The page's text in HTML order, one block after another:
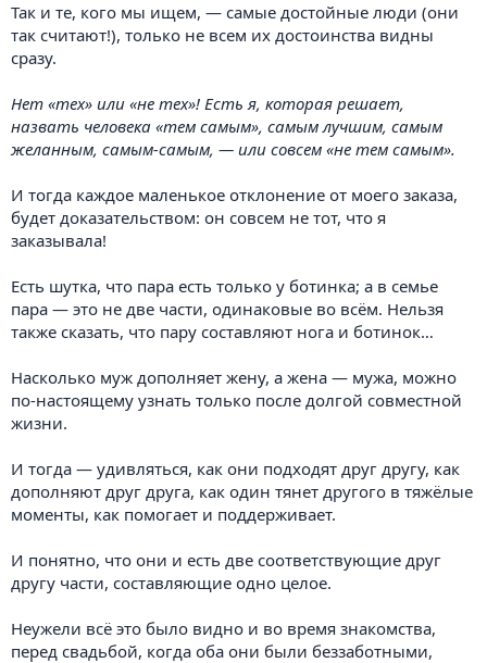
Так и те, кого мы ищем, — самые достойные люди (они
так считают!), только не всем их достоинства видны
сразу.
Нет «тех» или «не тех»! Есть я, которая решает,
назвать человека «тем самым», самым лучшим, самым
желанным, самым-самым, — или совсем «не тем самым».
И тогда каждое маленькое отклонение от моего заказа,
будет доказательством: он совсем не тот, что я
заказывала!
Есть шутка, что пара есть только у ботинка; а в семье
пара — это не две части, одинаковые во всём. Нельзя
также сказать, что пару составляют нога и ботинок…
Насколько муж дополняет жену, а жена — мужа, можно
по-настоящему узнать только после долгой совместной
жизни.
И тогда — удивляться, как они подходят друг другу, как
дополняют друг друга, как один тянет другого в тяжёлые
моменты, как помогает и поддерживает.
И понятно, что они и есть две соответствующие друг
другу части, составляющие одно целое.
Неужели всё это было видно и во время знакомства,
перед свадьбой, когда оба они были беззаботными,